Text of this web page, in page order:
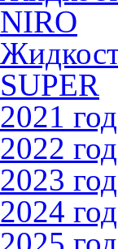
NIRO
SUPER
2021 год
2022 год
2023 год
2024 год